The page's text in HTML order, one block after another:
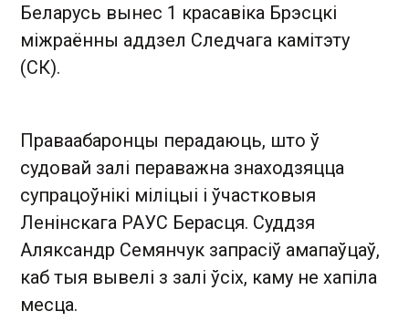
Беларусь вынес 1 красавіка Брэсцкі
міжраённы аддзел Следчага камітэту
(СК).
Праваабаронцы перадаюць, што ў
судовай залі пераважна знаходзяцца
супрацоўнікі міліцыі і ўчастковыя
Ленінскага РАУС Берасця. Суддзя
Аляксандр Семянчук запрасіў амапаўцаў,
каб тыя вывелі з залі ўсіх, каму не хапіла
месца.